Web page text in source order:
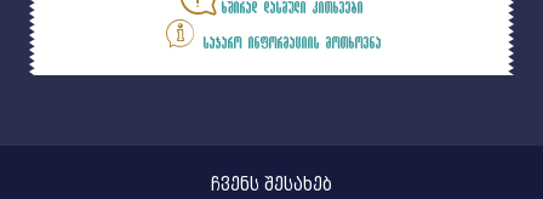
ხშირად დასმული კითხვები
საჯარო ინფორმაციის მოთხოვნა
ჩვენს შესახებ